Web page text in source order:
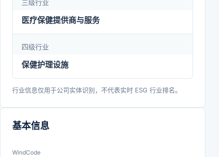
三级行业
医疗保健提供商与服务
四级行业
保健护理设施
行业信息仅用于公司实体识别，不代表实时 ESG 行业排名。
基本信息
WindCode